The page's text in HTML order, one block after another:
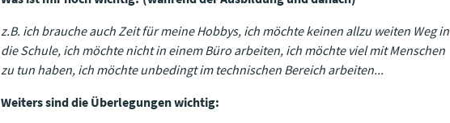
z.B. ich brauche auch Zeit für meine Hobbys, ich möchte keinen allzu weiten Weg in
die Schule, ich möchte nicht in einem Büro arbeiten, ich möchte viel mit Menschen
zu tun haben, ich möchte unbedingt im technischen Bereich arbeiten...
Weiters sind die Überlegungen wichtig: